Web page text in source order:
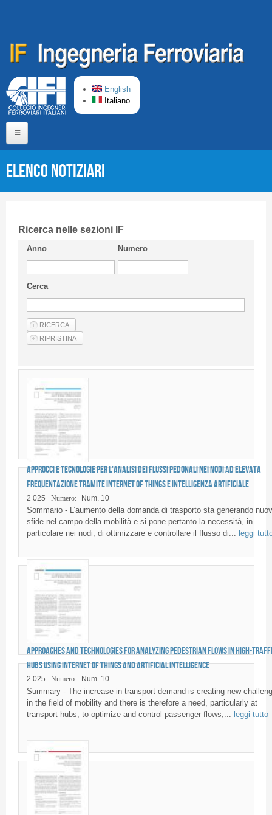
English
Italiano
CIFI in breve
Linee Guida
Privacy Policy
Articoli
Fornitori di prodotti e servizi
Elenco Notiziari
Ricerca nelle sezioni IF
Anno Numero
Cerca
Approcci e tecnologie per l’analisi dei flussi pedonali nei nodi ad elevata
frequentazione tramite Internet of Things e Intelligenza Artificiale
2 025 Numero: Num. 10
Sommario - L’aumento della domanda di trasporto sta generando
sfide nel campo della mobilità e si pone pertanto la necessità, in
particolare nei nodi, di ottimizzare e controllare il flusso di...
leggi
Approaches and technologies for analyzing pedestrian flows in high-
hubs using Internet of Things and Artificial Intelligence
2 025 Numero: Num. 10
Summary - The increase in transport demand is creating new
in the field of mobility and there is therefore a need, particularly at
transport hubs, to optimize and control passenger flows,... leggi tutto